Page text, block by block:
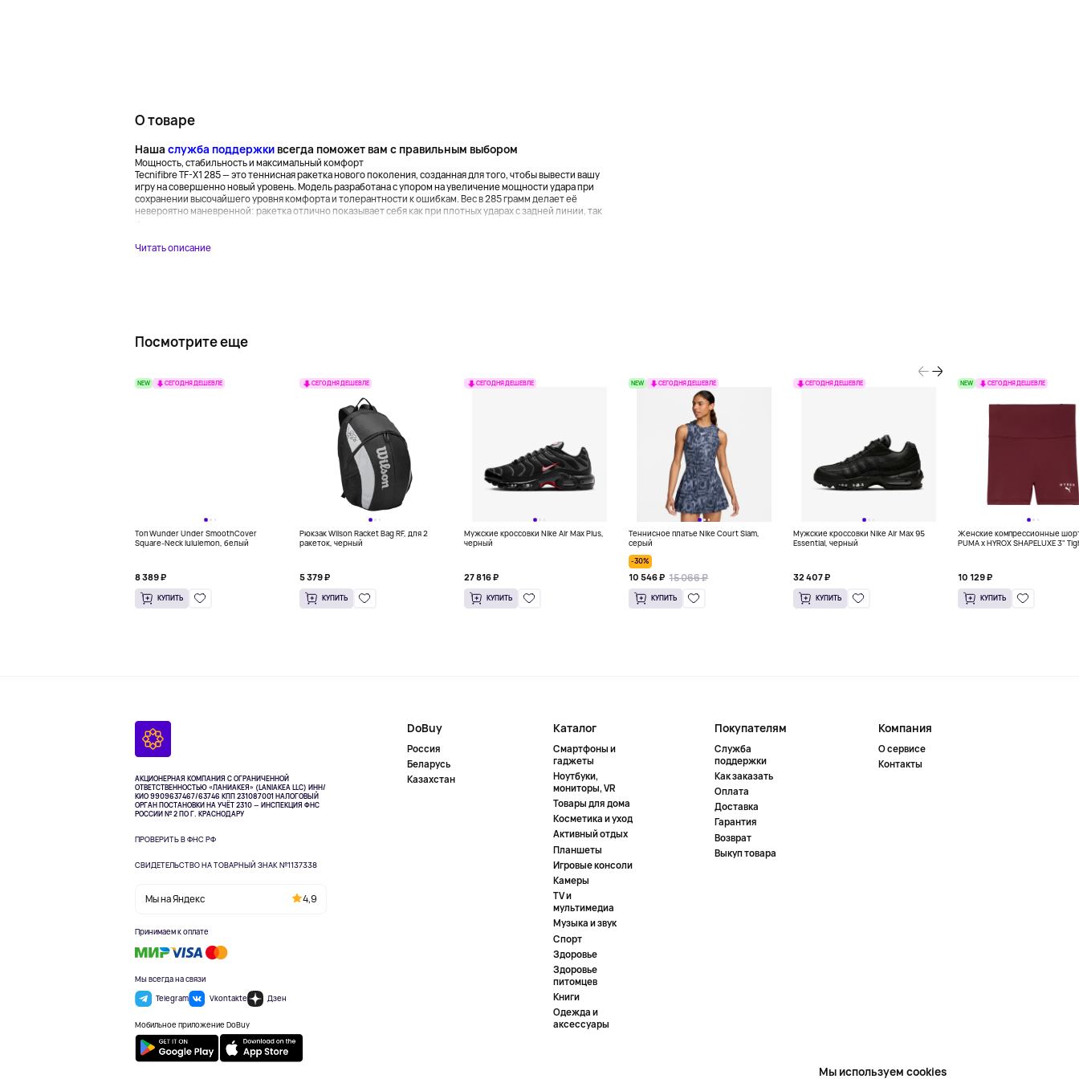
О товаре
Наша служба поддержки всегда поможет вам с правильным выбором
Мощность, стабильность и максимальный комфорт
Tecnifibre TF-X1 285 — это теннисная ракетка нового поколения, созданная для того, чтобы вывести вашу
игру на совершенно новый уровень. Модель разработана с упором на увеличение мощности удара при
сохранении высочайшего уровня комфорта и толерантности к ошибкам. Вес в 285 грамм делает её
невероятно маневренной: ракетка отлично показывает себя как при плотных ударах с задней линии, так
Читать описание
Посмотрите еще
NEW СЕГОДНЯ ДЕШЕВЛЕ
Топ Wunder Under SmoothCover
Square-Neck lululemon, белый
8 389 ₽
КУПИТЬ
СЕГОДНЯ ДЕШЕВЛЕ
Рюкзак Wilson Racket Bag RF, для 2
ракеток, черный
5 379 ₽
КУПИТЬ
СЕГОДНЯ ДЕШЕВЛЕ
Мужские кроссовки Nike Air Max Plus,
черный
27 816 ₽
КУПИТЬ
NEW СЕГОДНЯ ДЕШЕВЛЕ
Теннисное платье Nike Court Slam,
серый
-30%
10 546 ₽ 15 066 ₽
КУПИТЬ
СЕГОДНЯ ДЕШЕВЛЕ
Мужские кроссовки Nike Air Max 95
Essential, черный
32 407 ₽
КУПИТЬ
NEW СЕГОДНЯ ДЕШЕВЛЕ
Женские компрессионные
PUMA x HYROX SHAPELUXE 3"
10 129 ₽
КУПИТЬ
АКЦИОНЕРНАЯ КОМПАНИЯ С ОГРАНИЧЕННОЙ
ОТВЕТСТВЕННОСТЬЮ «ЛАНИАКЕЯ» (LANIAKEA LLC) ИНН/
КИО 9909637467/63746 КПП 231087001НАЛОГОВЫЙ
ОРГАН ПОСТАНОВКИ НА УЧЁТ 2310 — ИНСПЕКЦИЯ ФНС
РОССИИ № 2 ПО Г. КРАСНОДАРУ
ПРОВЕРИТЬ В ФНС РФ
СВИДЕТЕЛЬСТВО НА ТОВАРНЫЙ ЗНАК №1137338
Мы на Яндекс 4,9
Принимаем к оплате
Мы всегда на связи
Telegram
Vkontakte Дзен
Мобильное приложение DoBuy
DoBuy
Россия
Беларусь
Казахстан
Каталог
Смартфоны и
гаджеты
Ноутбуки,
мониторы, VR
Товары для дома
Косметика и уход
Активный отдых
Планшеты
Игровые консоли
Камеры
TV и
мультимедиа
Музыка и звук
Спорт
Здоровье
Здоровье
питомцев
Книги
Одежда и
аксессуары
Покупателям
Служба
поддержки
Как заказать
Оплата
Доставка
Гарантия
Возврат
Выкуп товара
Компания
О сервисе
Контакты
Мы используем cookies